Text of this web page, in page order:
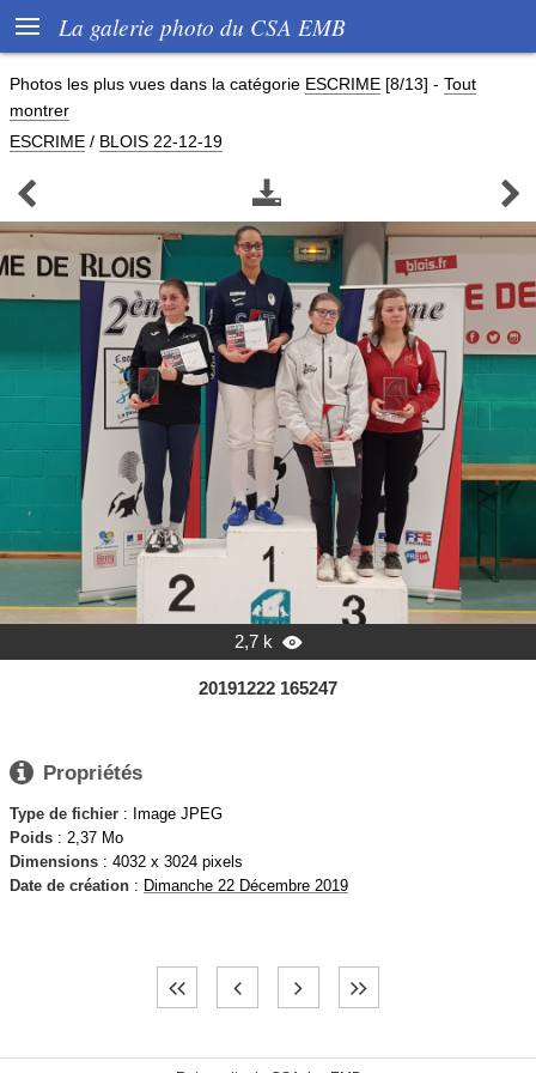
 La galerie photo du CSA EMB
Photos les plus vues dans la catégorie ESCRIME [8/13] - Tout
montrer
ESCRIME / BLOIS 22-12-19
  
2,7 k 
20191222 165247
 Propriétés
Type de fichier : Image JPEG
Poids : 2,37 Mo
Dimensions : 4032 x 3024 pixels
Date de création : Dimanche 22 Décembre 2019